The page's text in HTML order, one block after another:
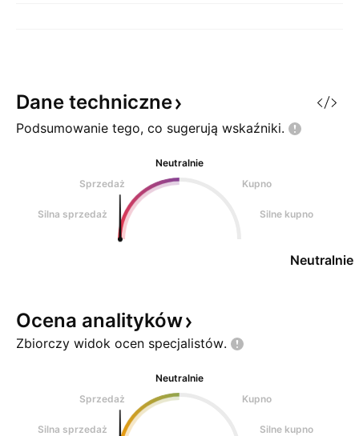
Dane techniczne
Podsumowanie tego, co sugerują wskaźniki.
Neutralnie
Sprzedaż
Kupno
Silna sprzedaż Silne kupno
Neutralnie
Ocena analityków
Zbiorczy widok ocen specjalistów.
Neutralnie
Sprzedaż
Kupno
Silna sprzedaż Silne kupno